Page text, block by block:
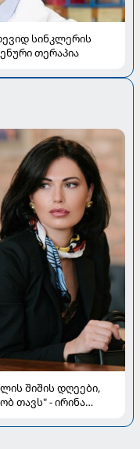
სინკლერის
თერაპია
შიშის დღეები,
თავს" - ირინა